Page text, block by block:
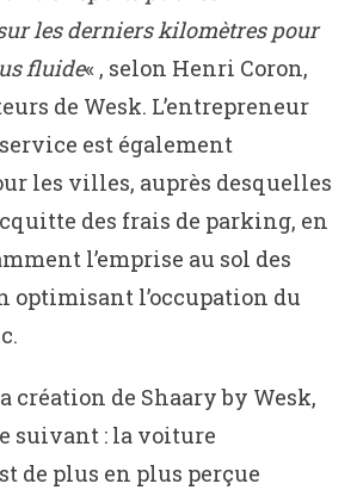
les derniers kilomètres pour
fluide« , selon Henri Coron,
de Wesk. L’entrepreneur
est également
les villes, auprès desquelles
des frais de parking, en
l’emprise au sol des
optimisant l’occupation du
création de Shaary by Wesk,
suivant : la voiture
de plus en plus perçue